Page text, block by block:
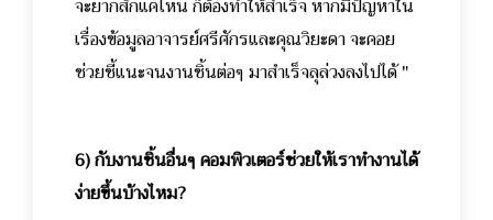
จะยากสักแค่ไหน ก็ต้องทำให้สำเร็จ หากมีปัญหาใน
เรื่องข้อมูลอาจารย์ศรีศักรและคุณวิยะดา จะคอย
ช่วยชี้แนะจนงานชิ้นต่อๆ มาสำเร็จลุล่วงลงไปได้ "
6) กับงานชิ้นอื่นๆ คอมพิวเตอร์ช่วยให้เราทำงานได้
ง่ายขึ้นบ้างไหม?